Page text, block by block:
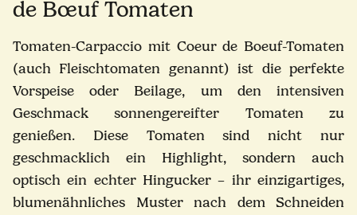
de Bœuf Tomaten
Tomaten-Carpaccio mit Coeur de Boeuf-Tomaten
(auch Fleischtomaten genannt) ist die perfekte
Vorspeise oder Beilage, um den intensiven
Geschmack sonnengereifter Tomaten zu
genießen. Diese Tomaten sind nicht nur
geschmacklich ein Highlight, sondern auch
optisch ein echter Hingucker – ihr einzigartiges,
blumenähnliches Muster nach dem Schneiden